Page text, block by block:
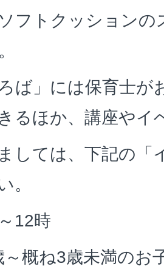
フトクッションの
ば」には保育士
るほか、講座やイ
しては、下記の「
。
12時
～概ね3歳未満のお